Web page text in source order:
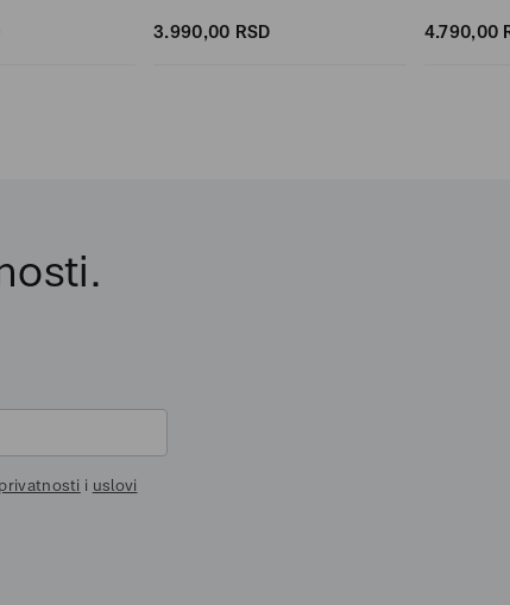
3.990,00 RSD 4.790,00
i uslovi